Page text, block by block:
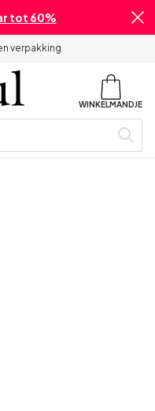
tot 60%
verpakking
WINKELMANDJE